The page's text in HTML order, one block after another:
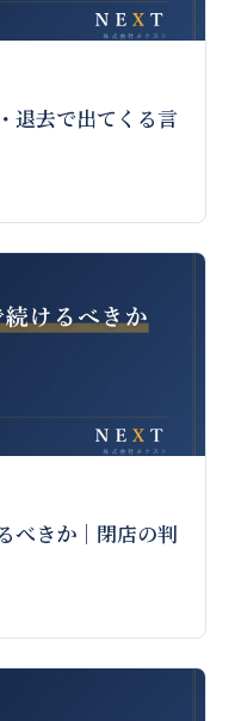
退去で出てくる言
べきか｜閉店の判